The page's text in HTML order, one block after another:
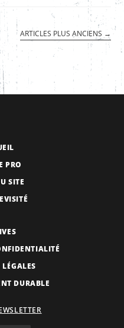
ARTICLES PLUS ANCIENS →
PRO
SITE
DURABLE